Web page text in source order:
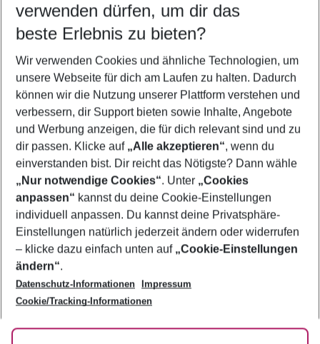
Last Minute Kokkari
Pauschalreisen Kokkari
Familienurlaub Kokkari
Flug & Hotel Kokkari
Urlaub Kokkari
Footer
Footer navigation
Über uns
AGB
Bestpreisgarantie
Cookie-Einstellungen ändern
Cookie-Richtlinie
Agenturbetreuung
Barrierefreies Reisen
Folge uns
verwenden dürfen, um dir das
beste Erlebnis zu bieten?
Wir verwenden Cookies und ähnliche Technologien, um
unsere Webseite für dich am Laufen zu halten. Dadurch
können wir die Nutzung unserer Plattform verstehen und
verbessern, dir Support bieten sowie Inhalte, Angebote
und Werbung anzeigen, die für dich relevant sind und zu
dir passen. Klicke auf „Alle akzeptieren“, wenn du
einverstanden bist. Dir reicht das Nötigste? Dann wähle
„Nur notwendige Cookies“. Unter „Cookies
anpassen“ kannst du deine Cookie-Einstellungen
individuell anpassen. Du kannst deine Privatsphäre-
Einstellungen natürlich jederzeit ändern oder widerrufen
– klicke dazu einfach unten auf „Cookie-Einstellungen
ändern“.
Datenschutz-Informationen
Impressum
Cookie/Tracking-Informationen